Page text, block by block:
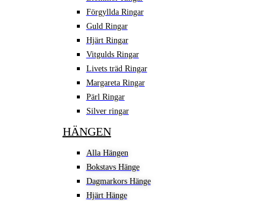
Förgyllda Ringar
Guld Ringar
Hjärt Ringar
Vitgulds Ringar
Livets träd Ringar
Margareta Ringar
Pärl Ringar
Silver ringar
HÄNGEN
Alla Hängen
Bokstavs Hänge
Dagmarkors Hänge
Hjärt Hänge